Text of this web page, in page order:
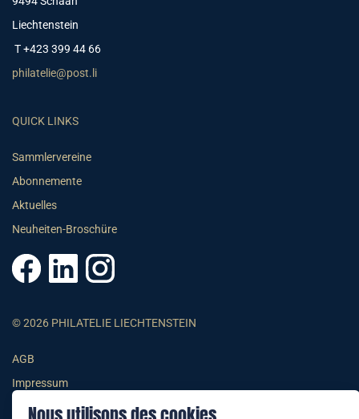
Liechtenstein
T +423 399 44 66
philatelie@post.li
QUICK LINKS
Sammlervereine
Abonnemente
Aktuelles
Neuheiten-Broschüre
© 2026 PHILATELIE LIECHTENSTEIN
AGB
Impressum
Datenschutzerklärung